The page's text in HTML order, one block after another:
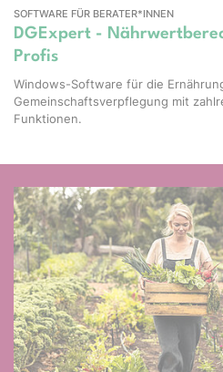
SOFTWARE FÜR BERATER*INNEN
DGExpert -
Profis
Windows-Software für die
Gemeinschaftsverpflegung mit
Funktionen.